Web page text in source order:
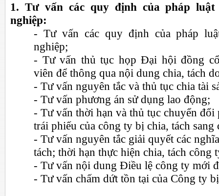
1. Tư vấn các quy định của pháp luật
nghiệp:
- Tư vấn các quy định của pháp
nghiệp;
- Tư vấn thủ tục họp Đại hội đồng
viên để thông qua nội dung chia, tách
- Tư vấn nguyên tắc và thủ tục chia tài
- Tư vấn phương án sử dụng lao động;
- Tư vấn thời hạn và thủ tục chuyển đổi
trái phiếu của công ty bị chia, tách sang
- Tư vấn nguyên tắc giải quyết các
tách; thời hạn thực hiện chia, tách công
- Tư vấn nội dung Điều lệ công ty mới
- Tư vấn chấm dứt tồn tại của Công ty